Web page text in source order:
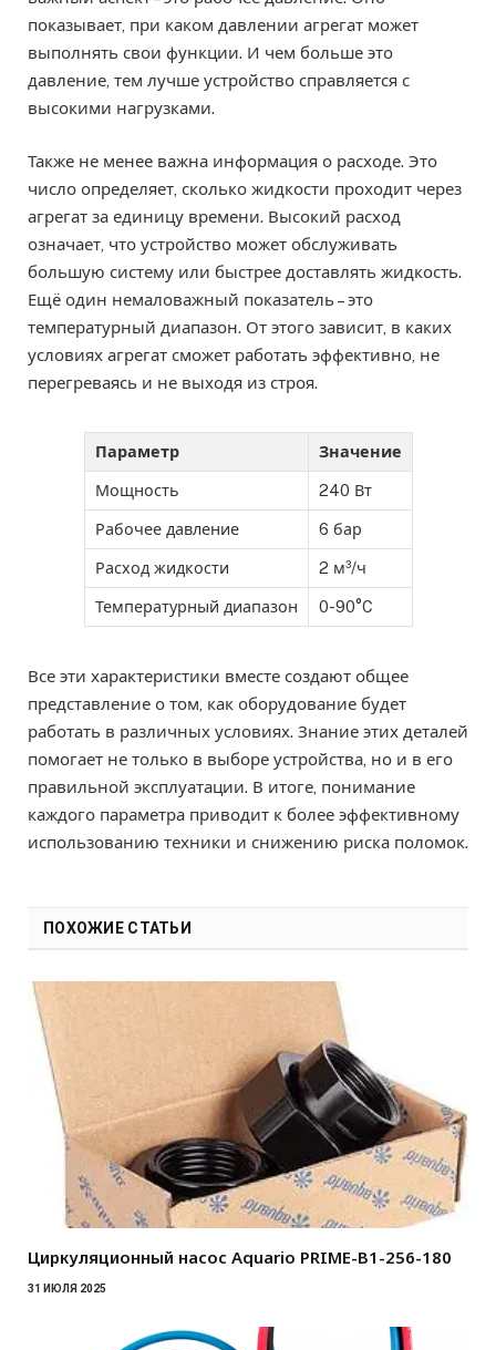
показывает, при каком давлении агрегат может
выполнять свои функции. И чем больше это
давление, тем лучше устройство справляется с
высокими нагрузками.
Также не менее важна информация о расходе. Это
число определяет, сколько жидкости проходит через
агрегат за единицу времени. Высокий расход
означает, что устройство может обслуживать
большую систему или быстрее доставлять жидкость.
Ещё один немаловажный показатель – это
температурный диапазон. От этого зависит, в каких
условиях агрегат сможет работать эффективно, не
перегреваясь и не выходя из строя.
Параметр Значение
Мощность 240 Вт
Рабочее давление 6 бар
Расход жидкости 2 м³/ч
Температурный диапазон 0-90°C
Все эти характеристики вместе создают общее
представление о том, как оборудование будет
работать в различных условиях. Знание этих деталей
помогает не только в выборе устройства, но и в его
правильной эксплуатации. В итоге, понимание
каждого параметра приводит к более эффективному
использованию техники и снижению риска поломок.
ПОХОЖИЕ СТАТЬИ
Циркуляционный насос Aquario PRIME-B1-256-180
31 ИЮЛЯ 2025